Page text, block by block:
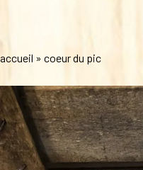
accueil » coeur du pic